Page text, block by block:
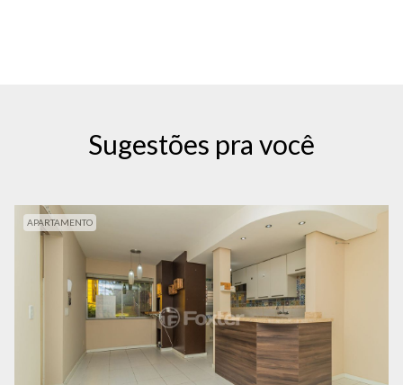
Sugestões pra você
APARTAMENTO